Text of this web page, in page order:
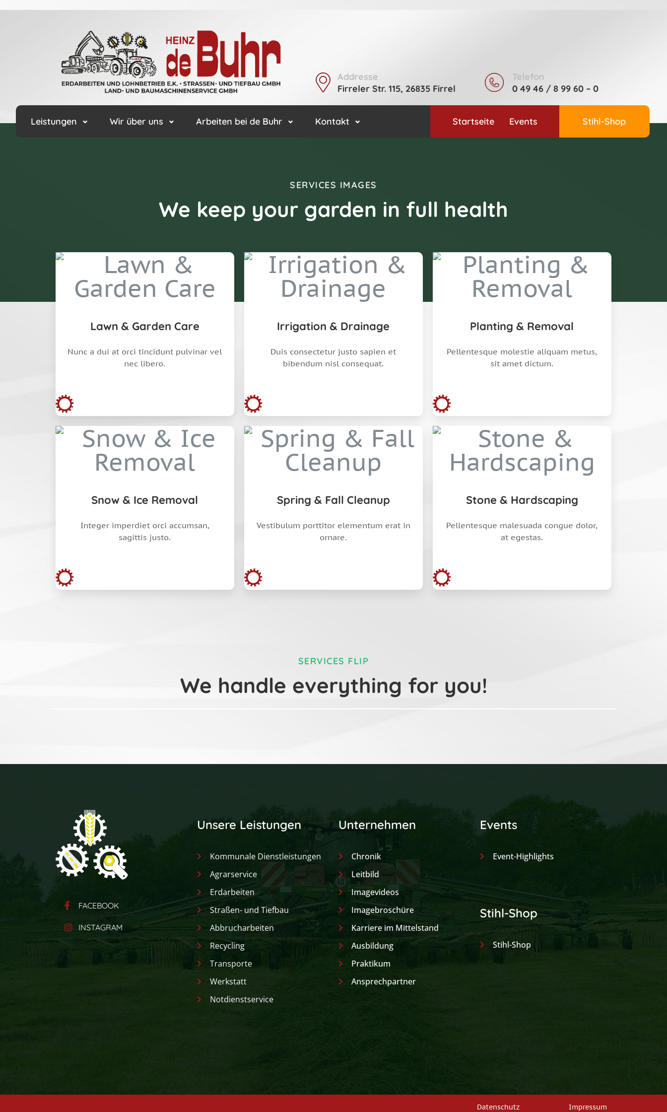
Addresse
Firreler Str. 115, 26835 Firrel
Telefon
0 49 46 / 8 99 60 – 0
Leistungen Wir über uns Arbeiten bei de Buhr Kontakt Startseite Events Stihl-Shop
SERVICES IMAGES
We keep your garden in full health
Lawn & Garden Care
Nunc a dui at orci tincidunt pulvinar vel
nec libero.
Irrigation & Drainage
Duis consectetur justo sapien et
bibendum nisl consequat.
Planting & Removal
Pellentesque molestie aliquam metus,
sit amet dictum.
Snow & Ice Removal
Integer imperdiet orci accumsan,
sagittis justo.
Spring & Fall Cleanup
Vestibulum porttitor elementum erat in
ornare.
Stone & Hardscaping
Pellentesque malesuada congue dolor,
at egestas.
SERVICES FLIP
We handle everything for you!
FACEBOOK
INSTAGRAM
Unsere Leistungen
Kommunale Dienstleistungen
Agrarservice
Erdarbeiten
Straßen- und Tiefbau
Abbrucharbeiten
Recycling
Transporte
Werkstatt
Notdienstservice
Unternehmen
Chronik
Leitbild
Imagevideos
Imagebroschüre
Karriere im Mittelstand
Ausbildung
Praktikum
Ansprechpartner
Events
Event-Highlights
Stihl-Shop
Stihl-Shop
Datenschutz Impressum